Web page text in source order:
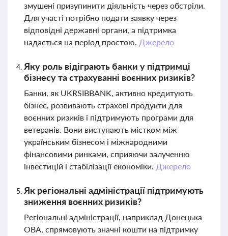
змушені призупинити діяльність через обстріли.
Для участі потрібно подати заявку через
відповідні державні органи, а підтримка
надається на період простою. Джерело
Яку роль відіграють банки у підтримці
бізнесу та страхуванні воєнних ризиків?
Банки, як UKRSIBBANK, активно кредитують
бізнес, розвивають страхові продукти для
воєнних ризиків і підтримують програми для
ветеранів. Вони виступають містком між
українським бізнесом і міжнародними
фінансовими ринками, сприяючи залученню
інвестицій і стабілізації економіки. Джерело
Як регіональні адміністрації підтримують
зниження воєнних ризиків?
Регіональні адміністрації, наприклад Донецька
ОВА, спрямовують значні кошти на підтримку